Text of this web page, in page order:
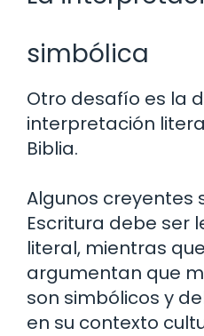
simbólica
Otro desafío es la
interpretación
Biblia.
Algunos creyentes
Escritura debe ser
literal, mientras
argumentan que
son simbólicos y
en su contexto